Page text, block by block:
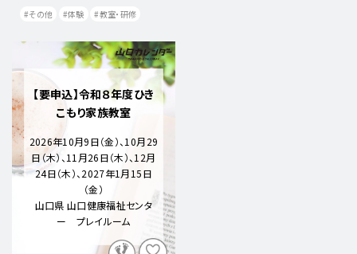
その他
体験 教室・研修
【要申込】令和８年度ひき
こもり家族教室
2026年10月9日（金）、10月29
日（木）、11月26日（木）、12月
24日（木）、2027年1月15日
（金）
山口県 山口健康福祉センタ
ー プレイルーム